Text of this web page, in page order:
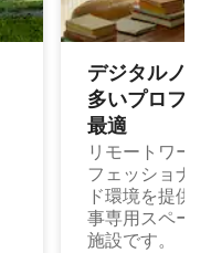
デジタルノ
多⁠いプ⁠ロ⁠フ⁠
最⁠適
リモートワー
フェッショナ
ド環境を提供
事専用スペー
施設です。